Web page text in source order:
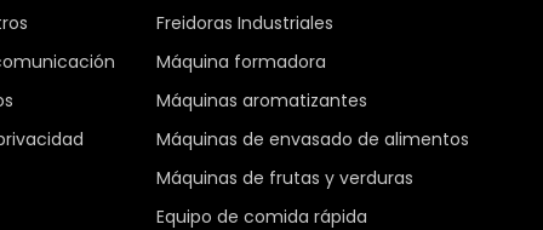
Freidoras Industriales
Máquina formadora
Máquinas aromatizantes
Máquinas de envasado de alimentos
Máquinas de frutas y verduras
Equipo de comida rápida